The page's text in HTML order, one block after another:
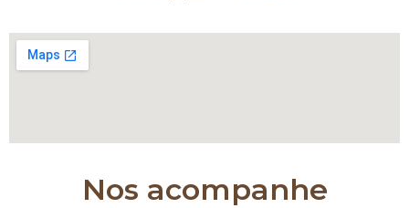
Nos acompanhe